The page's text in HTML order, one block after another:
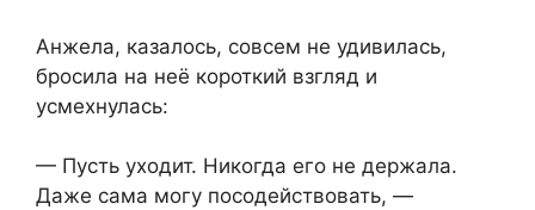
Анжела, казалось, совсем не удивилась,
бросила на неё короткий взгляд и
усмехнулась:
— Пусть уходит. Никогда его не держала.
Даже сама могу посодействовать, —